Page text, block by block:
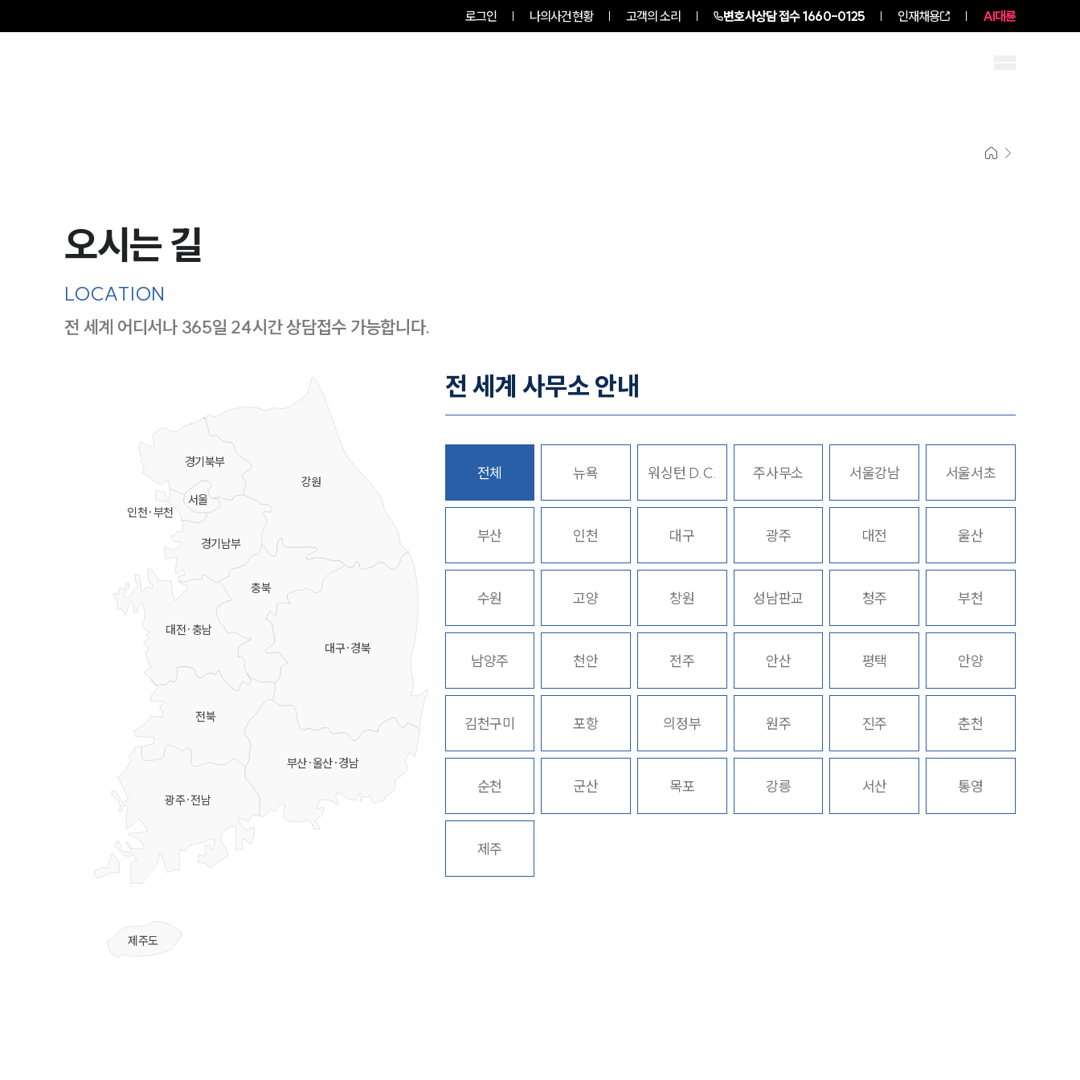
로그인 나의사건현황 고객의 소리 변호사상담 접수1660-0125 인재채용 AI대륜
주요 업무사례
사례분석/최신동향
법률정보
법률지식인
고객후기
업무분야
성범죄대응부 업무
전체
구성원 소개
성범죄전문변호사
오시는 길
LOCATION
전 세계 어디서나 365일 24시간 상담접수 가능합니다.
강원
충북
대전·충남
대구·경북
부산·울산·경남
전북
광주·전남
제주도
경기북부
경기남부
서울
인천·부천
전 세계 사무소 안내
전체 뉴욕 워싱턴 D.C. 주사무소 서울강남 서울서초
부산 인천 대구 광주 대전 울산
수원 고양 창원 성남판교 청주 부천
남양주 천안 전주 안산 평택 안양
김천구미 포항 의정부 원주 진주 춘천
순천 군산 목포 강릉 서산 통영
제주